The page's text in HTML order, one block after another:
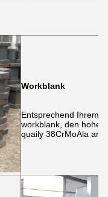
Workblank
Entsprechend Ihrem
workblank, den
quaily 38CrMoAla an.